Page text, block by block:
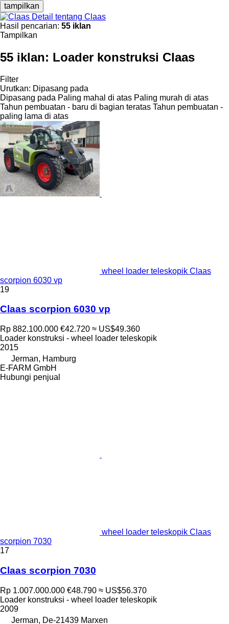
tampilkan
Detail tentang Claas
Hasil pencarian: 55 iklan
Tampilkan
55 iklan: Loader konstruksi Claas
Filter
Urutkan: Dipasang pada
Dipasang pada Paling mahal di atas Paling murah di atas
Tahun pembuatan - baru di bagian teratas Tahun pembuatan -
paling lama di atas
wheel loader teleskopik Claas
scorpion 6030 vp
19
Claas scorpion 6030 vp
Rp 882.100.000 €42.720 ≈ US$49.360
Loader konstruksi - wheel loader teleskopik
2015
Jerman, Hamburg
E-FARM GmbH
Hubungi penjual
wheel loader teleskopik Claas
scorpion 7030
17
Claas scorpion 7030
Rp 1.007.000.000 €48.790 ≈ US$56.370
Loader konstruksi - wheel loader teleskopik
2009
Jerman, De-21439 Marxen